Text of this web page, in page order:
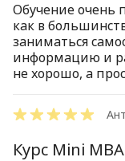
Обучение очень
как в
заниматься
информацию и
не хорошо, а
Курс Mini